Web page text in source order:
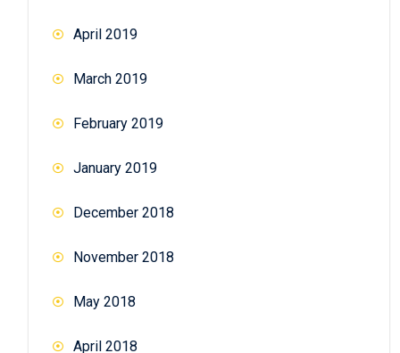
April 2019
March 2019
February 2019
January 2019
December 2018
November 2018
May 2018
April 2018